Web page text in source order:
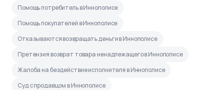
Помощь потребитель в Иннополисе
Помощь покупателей в Иннополисе
Отказываются возвращать деньги в Иннополисе
Претензия возврат товара ненадлежащего в Иннополисе
Жалоба на бездействие исполнителя в Иннополисе
Суд с продавцом в Иннополисе